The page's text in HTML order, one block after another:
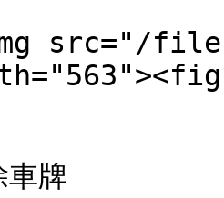
src="/
牌